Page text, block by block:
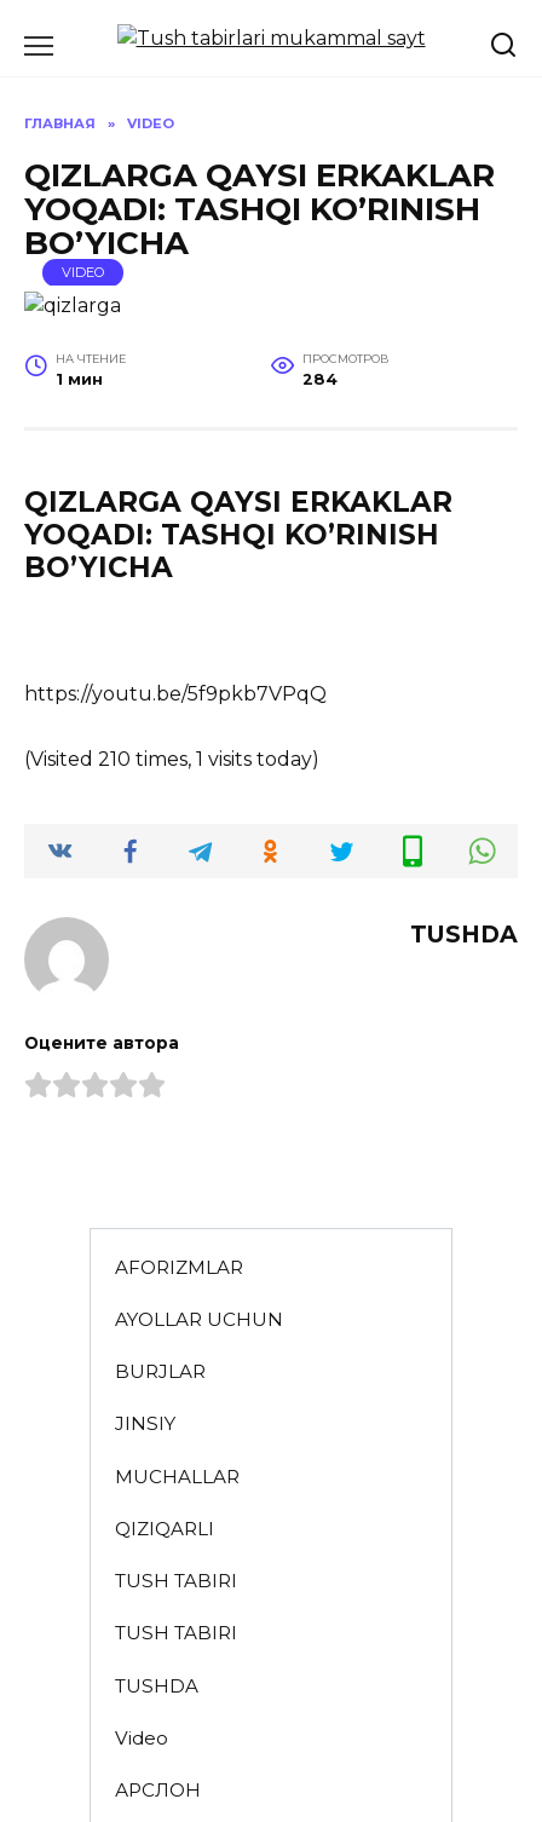
ГЛАВНАЯ » VIDEO
QIZLARGA QAYSI ERKAKLAR
YOQADI: TASHQI KO’RINISH
BO’YICHA
VIDEO
НА ЧТЕНИЕ
1 мин
ПРОСМОТРОВ
284
QIZLARGA QAYSI ERKAKLAR
YOQADI: TASHQI KO’RINISH
BO’YICHA
https://youtu.be/5f9pkb7VPqQ
(Visited 210 times, 1 visits today)
TUSHDA
Оцените автора
AFORIZMLAR
AYOLLAR UCHUN
BURJLAR
JINSIY
MUCHALLAR
QIZIQARLI
TUSH TABIRI
TUSH TABIRI
TUSHDA
Video
АРСЛОН